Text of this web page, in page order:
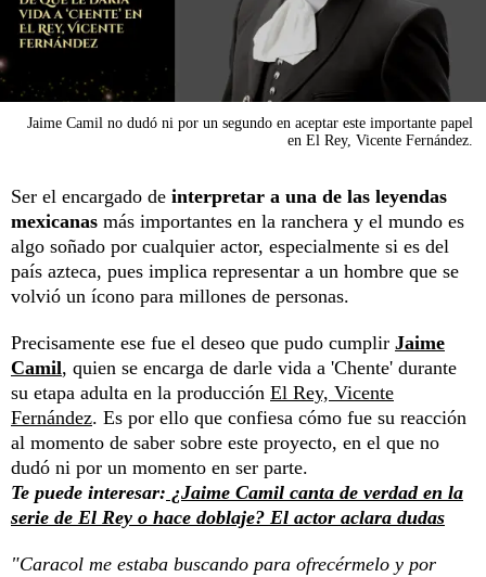
Jaime Camil no dudó ni por un segundo en aceptar este importante papel
en El Rey, Vicente Fernández.
Ser el encargado de interpretar a una de las leyendas
mexicanas más importantes en la ranchera y el mundo es
algo soñado por cualquier actor, especialmente si es del
país azteca, pues implica representar a un hombre que se
volvió un ícono para millones de personas.
Precisamente ese fue el deseo que pudo cumplir Jaime
Camil, quien se encarga de darle vida a 'Chente' durante
su etapa adulta en la producción El Rey, Vicente
Fernández. Es por ello que confiesa cómo fue su reacción
al momento de saber sobre este proyecto, en el que no
dudó ni por un momento en ser parte.
Te puede interesar: ¿Jaime Camil canta de verdad en la
serie de El Rey o hace doblaje? El actor aclara dudas
"Caracol me estaba buscando para ofrecérmelo y por